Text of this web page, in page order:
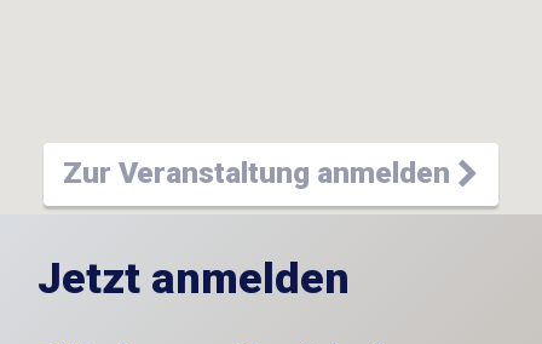
Zur Veranstaltung anmelden
Jetzt anmelden